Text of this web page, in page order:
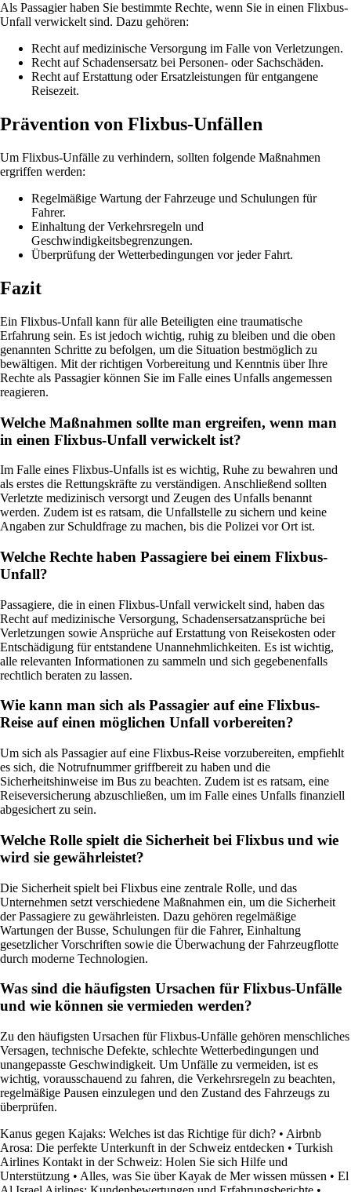
Als Passagier haben Sie bestimmte Rechte, wenn Sie in einen Flixbus-
Unfall verwickelt sind. Dazu gehören:
Recht auf medizinische Versorgung im Falle von Verletzungen.
Recht auf Schadensersatz bei Personen- oder Sachschäden.
Recht auf Erstattung oder Ersatzleistungen für entgangene
Reisezeit.
Prävention von Flixbus-Unfällen
Um Flixbus-Unfälle zu verhindern, sollten folgende Maßnahmen
ergriffen werden:
Regelmäßige Wartung der Fahrzeuge und Schulungen für
Fahrer.
Einhaltung der Verkehrsregeln und
Geschwindigkeitsbegrenzungen.
Überprüfung der Wetterbedingungen vor jeder Fahrt.
Fazit
Ein Flixbus-Unfall kann für alle Beteiligten eine traumatische
Erfahrung sein. Es ist jedoch wichtig, ruhig zu bleiben und die oben
genannten Schritte zu befolgen, um die Situation bestmöglich zu
bewältigen. Mit der richtigen Vorbereitung und Kenntnis über Ihre
Rechte als Passagier können Sie im Falle eines Unfalls angemessen
reagieren.
Welche Maßnahmen sollte man ergreifen, wenn man
in einen Flixbus-Unfall verwickelt ist?
Im Falle eines Flixbus-Unfalls ist es wichtig, Ruhe zu bewahren und
als erstes die Rettungskräfte zu verständigen. Anschließend sollten
Verletzte medizinisch versorgt und Zeugen des Unfalls benannt
werden. Zudem ist es ratsam, die Unfallstelle zu sichern und keine
Angaben zur Schuldfrage zu machen, bis die Polizei vor Ort ist.
Welche Rechte haben Passagiere bei einem Flixbus-
Unfall?
Passagiere, die in einen Flixbus-Unfall verwickelt sind, haben das
Recht auf medizinische Versorgung, Schadensersatzansprüche bei
Verletzungen sowie Ansprüche auf Erstattung von Reisekosten oder
Entschädigung für entstandene Unannehmlichkeiten. Es ist wichtig,
alle relevanten Informationen zu sammeln und sich gegebenenfalls
rechtlich beraten zu lassen.
Wie kann man sich als Passagier auf eine Flixbus-
Reise auf einen möglichen Unfall vorbereiten?
Um sich als Passagier auf eine Flixbus-Reise vorzubereiten, empfiehlt
es sich, die Notrufnummer griffbereit zu haben und die
Sicherheitshinweise im Bus zu beachten. Zudem ist es ratsam, eine
Reiseversicherung abzuschließen, um im Falle eines Unfalls finanziell
abgesichert zu sein.
Welche Rolle spielt die Sicherheit bei Flixbus und wie
wird sie gewährleistet?
Die Sicherheit spielt bei Flixbus eine zentrale Rolle, und das
Unternehmen setzt verschiedene Maßnahmen ein, um die Sicherheit
der Passagiere zu gewährleisten. Dazu gehören regelmäßige
Wartungen der Busse, Schulungen für die Fahrer, Einhaltung
gesetzlicher Vorschriften sowie die Überwachung der Fahrzeugflotte
durch moderne Technologien.
Was sind die häufigsten Ursachen für Flixbus-Unfälle
und wie können sie vermieden werden?
Zu den häufigsten Ursachen für Flixbus-Unfälle gehören menschliches
Versagen, technische Defekte, schlechte Wetterbedingungen und
unangepasste Geschwindigkeit. Um Unfälle zu vermeiden, ist es
wichtig, vorausschauend zu fahren, die Verkehrsregeln zu beachten,
regelmäßige Pausen einzulegen und den Zustand des Fahrzeugs zu
überprüfen.
Kanus gegen Kajaks: Welches ist das Richtige für dich? • Airbnb
Arosa: Die perfekte Unterkunft in der Schweiz entdecken • Turkish
Airlines Kontakt in der Schweiz: Holen Sie sich Hilfe und
Unterstützung • Alles, was Sie über Kayak de Mer wissen müssen • El